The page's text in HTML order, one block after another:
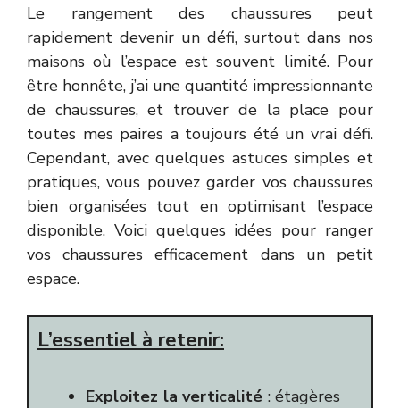
Le rangement des chaussures peut
rapidement devenir un défi, surtout dans nos
maisons où l’espace est souvent limité. Pour
être honnête, j’ai une quantité impressionnante
de chaussures, et trouver de la place pour
toutes mes paires a toujours été un vrai défi.
Cependant, avec quelques astuces simples et
pratiques, vous pouvez garder vos chaussures
bien organisées tout en optimisant l’espace
disponible. Voici quelques idées pour ranger
vos chaussures efficacement dans un petit
espace.
L’essentiel à retenir:
Exploitez la verticalité : étagères